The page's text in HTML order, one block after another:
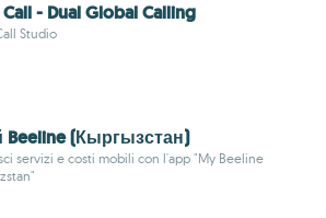
Call - Dual Global Calling
Studio
Beeline (Кыргызстан)
servizi e costi mobili con l'app "My Beeline